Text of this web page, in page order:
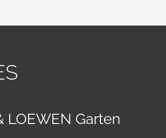
LOEWEN Garten